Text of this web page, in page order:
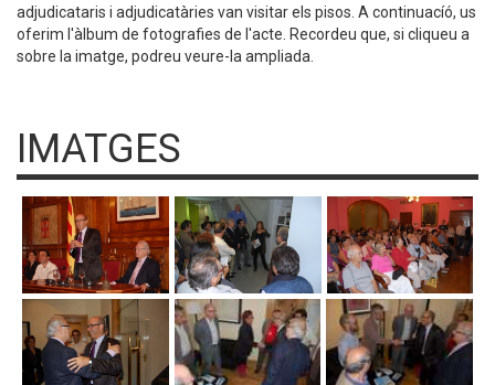
adjudicataris i adjudicatàries van visitar els pisos. A continuacíó, us
oferim l'àlbum de fotografies de l'acte. Recordeu que, si cliqueu a
sobre la imatge, podreu veure-la ampliada.
IMATGES